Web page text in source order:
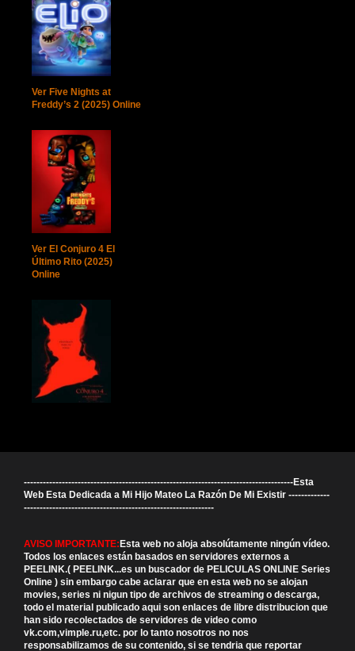
Ver Five Nights at
Freddy’s 2 (2025) Online
Ver El Conjuro 4 El
Último Rito (2025)
Online
-------------------------------------------------------------------------------------Esta
Web Esta Dedicada a Mi Hijo Mateo La Razón De Mi Existir -------------
------------------------------------------------------------
AVISO IMPORTANTE:Esta web no aloja absolútamente ningún vídeo.
Todos los enlaces están basados en servidores externos a
PEELINK.( PEELINK...es un buscador de PELICULAS ONLINE Series
Online ) sin embargo cabe aclarar que en esta web no se alojan
movies, series ni nigun tipo de archivos de streaming o descarga,
todo el material publicado aqui son enlaces de libre distribucion que
han sido recolectados de servidores de video como
vk.com,vimple.ru,etc. por lo tanto nosotros no nos
responsabilizamos de su contenido, si se tendria que reportar